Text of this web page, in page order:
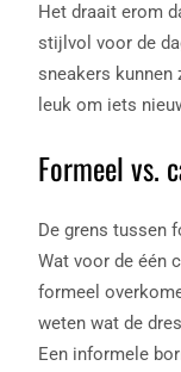
Het draait erom
stijlvol voor de
sneakers kunnen
leuk om iets
Formeel vs.
De grens tussen
Wat voor de één
formeel
weten wat de
Een informele